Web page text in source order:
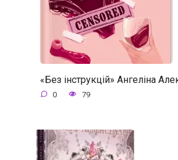
«Без інструкцій» Ангеліна
0 79